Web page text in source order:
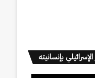
بإنسانيته